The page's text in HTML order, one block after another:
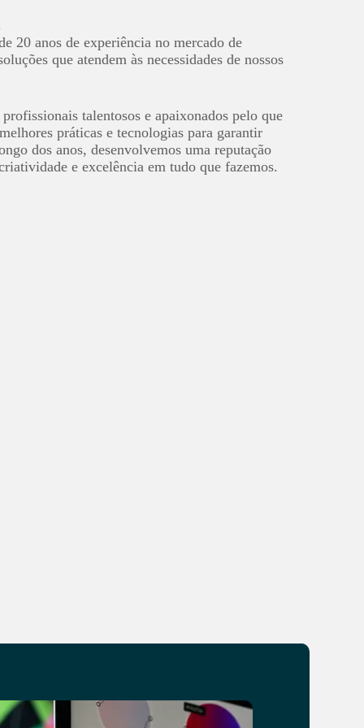
20 anos de experiência no mercado de
que atendem às necessidades de nossos
talentosos e apaixonados pelo que
práticas e tecnologias para garantir
dos anos, desenvolvemos uma reputação
e excelência em tudo que fazemos.